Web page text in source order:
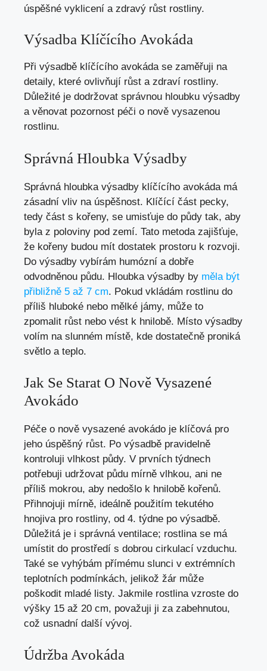
úspěšné vyklicení a zdravý růst rostliny.
Výsadba Klíčícího Avokáda
Při výsadbě klíčícího avokáda se zaměřuji na
detaily, které ovlivňují růst a zdraví rostliny.
Důležité je dodržovat správnou hloubku výsadby
a věnovat pozornost péči o nově vysazenou
rostlinu.
Správná Hloubka Výsadby
Správná hloubka výsadby klíčícího avokáda má
zásadní vliv na úspěšnost. Klíčící část pecky,
tedy část s kořeny, se umisťuje do půdy tak, aby
byla z poloviny pod zemí. Tato metoda zajišťuje,
že kořeny budou mít dostatek prostoru k rozvoji.
Do výsadby vybírám humózní a dobře
odvodněnou půdu. Hloubka výsadby by měla být
přibližně 5 až 7 cm. Pokud vkládám rostlinu do
příliš hluboké nebo mělké jámy, může to
zpomalit růst nebo vést k hnilobě. Místo výsadby
volím na slunném místě, kde dostatečně proniká
světlo a teplo.
Jak Se Starat O Nově Vysazené
Avokádo
Péče o nově vysazené avokádo je klíčová pro
jeho úspěšný růst. Po výsadbě pravidelně
kontroluji vlhkost půdy. V prvních týdnech
potřebuji udržovat půdu mírně vlhkou, ani ne
příliš mokrou, aby nedošlo k hnilobě kořenů.
Přihnojuji mírně, ideálně použitím tekutého
hnojiva pro rostliny, od 4. týdne po výsadbě.
Důležitá je i správná ventilace; rostlina se má
umístit do prostředí s dobrou cirkulací vzduchu.
Také se vyhýbám přímému slunci v extrémních
teplotních podmínkách, jelikož žár může
poškodit mladé listy. Jakmile rostlina vzroste do
výšky 15 až 20 cm, považuji ji za zabehnutou,
což usnadní další vývoj.
Údržba Avokáda